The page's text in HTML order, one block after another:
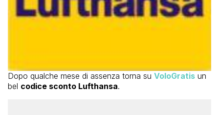
Dopo qualche mese di assenza torna su VoloGratis un
bel codice sconto Lufthansa.